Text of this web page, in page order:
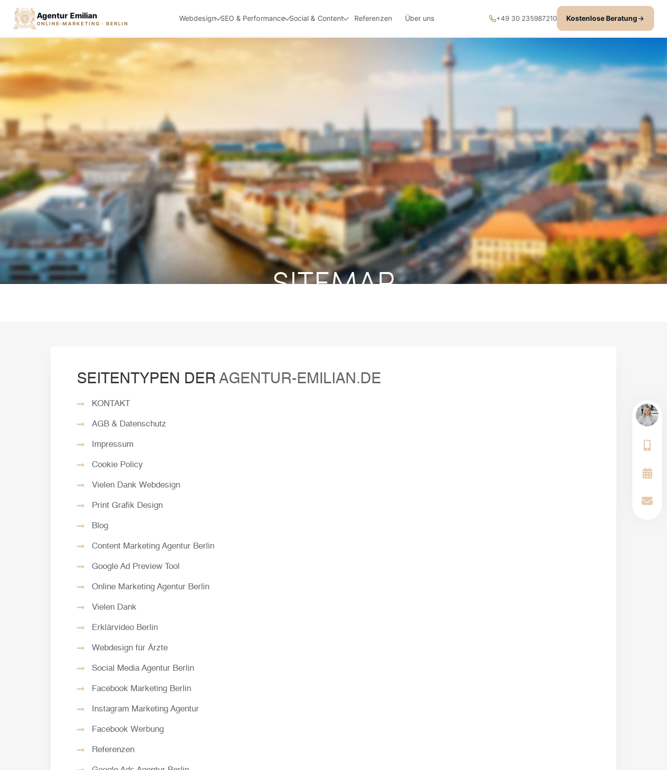
Agentur Emilian
ONLINE-MARKETING · BERLIN
Webdesign SEO & Performance Social & Content Referenzen Über uns +49 30 235987210 Kostenlose Beratung
SITEMAP
SEITENTYPEN DER AGENTUR-EMILIAN.DE
KONTAKT
AGB & Datenschutz
Impressum
Cookie Policy
Vielen Dank Webdesign
Print Grafik Design
Blog
Content Marketing Agentur Berlin
Google Ad Preview Tool
Online Marketing Agentur Berlin
Vielen Dank
Erklärvideo Berlin
Webdesign für Ärzte
Social Media Agentur Berlin
Facebook Marketing Berlin
Instagram Marketing Agentur
Facebook Werbung
Referenzen